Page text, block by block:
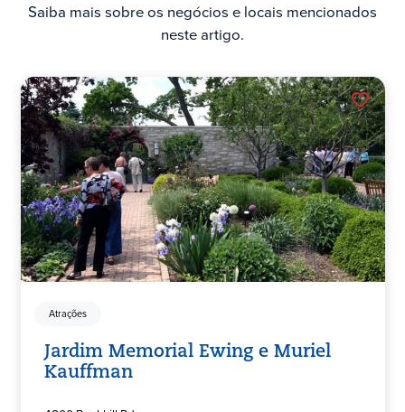
Saiba mais sobre os negócios e locais mencionados
neste artigo.
Atrações
Jardim Memorial Ewing e Muriel
Kauffman